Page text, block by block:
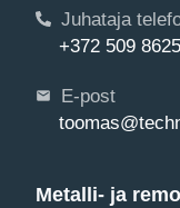
Juhataja
+372 509 8625
E-post
Metalli- ja